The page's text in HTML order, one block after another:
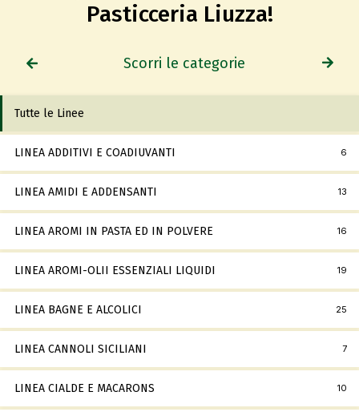
Pasticceria Liuzza!
Scorri le categorie
Tutte le Linee
LINEA ADDITIVI E COADIUVANTI 6
LINEA AMIDI E ADDENSANTI 13
LINEA AROMI IN PASTA ED IN POLVERE 16
LINEA AROMI-OLII ESSENZIALI LIQUIDI 19
LINEA BAGNE E ALCOLICI 25
LINEA CANNOLI SICILIANI 7
LINEA CIALDE E MACARONS 10